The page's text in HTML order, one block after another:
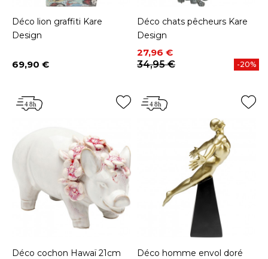
Déco lion graffiti Kare
Design
Prix
69,90 €
Déco chats pêcheurs Kare
Design
Prix
27,96 €
Prix de base
34,95 €
-20%
Déco cochon Hawaï 21cm
Déco homme envol doré